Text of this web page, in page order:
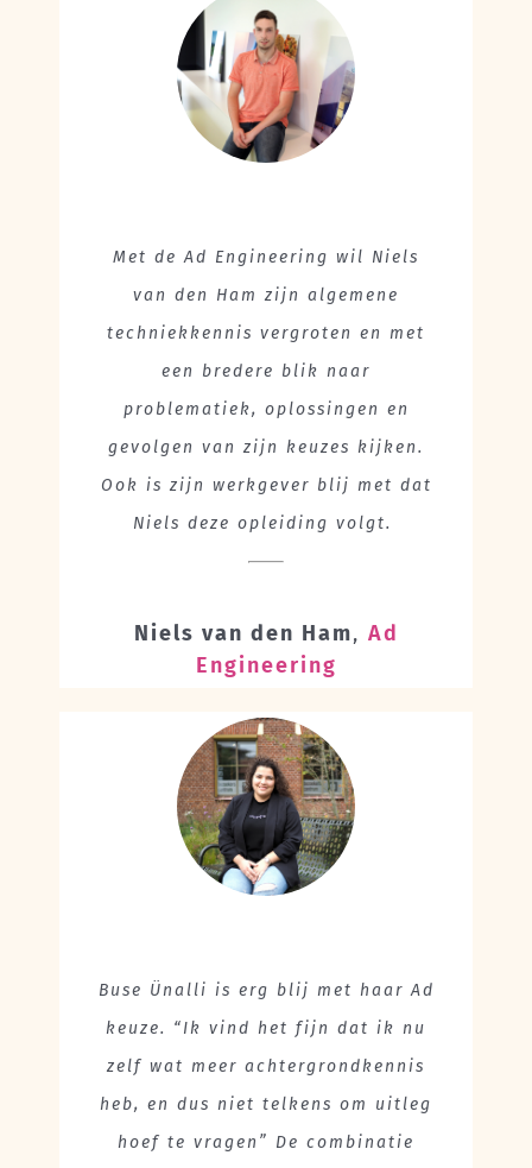
Met de Ad Engineering wil Niels
van den Ham zijn algemene
techniekkennis vergroten en met
een bredere blik naar
problematiek, oplossingen en
gevolgen van zijn keuzes kijken.
Ook is zijn werkgever blij met dat
Niels deze opleiding volgt.
Niels van den Ham, Ad
Engineering
Buse Ünalli is erg blij met haar Ad
keuze. “Ik vind het fijn dat ik nu
zelf wat meer achtergrondkennis
heb, en dus niet telkens om uitleg
hoef te vragen” De combinatie